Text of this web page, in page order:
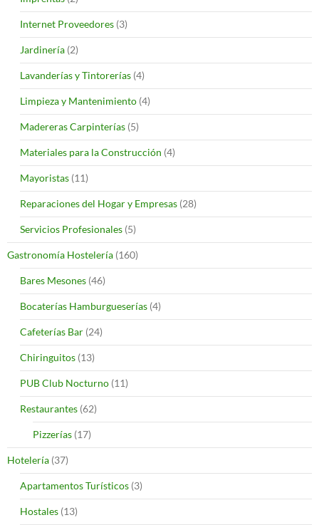
Internet Proveedores (3)
Jardinería (2)
Lavanderías y Tintorerías (4)
Limpieza y Mantenimiento (4)
Madereras Carpinterías (5)
Materiales para la Construcción (4)
Mayoristas (11)
Reparaciones del Hogar y Empresas (28)
Servicios Profesionales (5)
Gastronomía Hostelería (160)
Bares Mesones (46)
Bocaterías Hamburgueserías (4)
Cafeterías Bar (24)
Chiringuitos (13)
PUB Club Nocturno (11)
Restaurantes (62)
Pizzerías (17)
Hotelería (37)
Apartamentos Turísticos (3)
Hostales (13)